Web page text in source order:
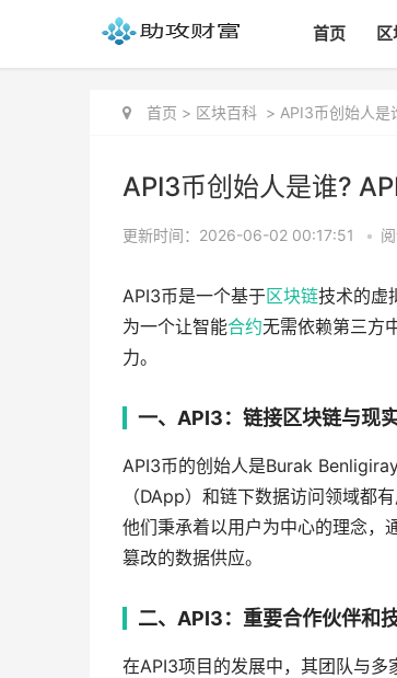
首页 区
首页 > 区块百科 > API3币创始人是
API3币创始人是谁?
更新时间：2026-06-02 00:17:51 •
API3币是一个基于区块链技术的虚
为一个让智能合约无需依赖第三方
力。
一、API3：链接区块链与现
API3币的创始人是Burak
（DApp）和链下数据访问领域都
他们秉承着以用户为中心的理念，
篡改的数据供应。
二、API3：重要合作伙伴和
在API3项目的发展中，其团队与